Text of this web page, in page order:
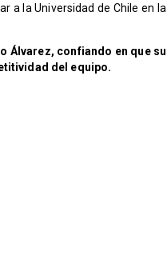
a la Universidad de Chile en la
Álvarez, confiando en que su
del equipo.